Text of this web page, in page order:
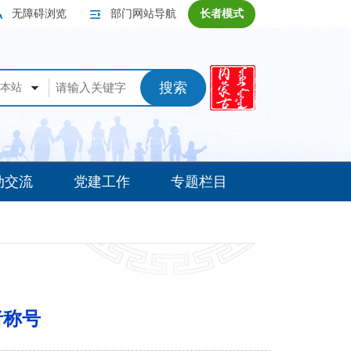
长者模式
部门网站导航
无障碍浏览
站 搜索
交流 党建工作 专题栏目
号